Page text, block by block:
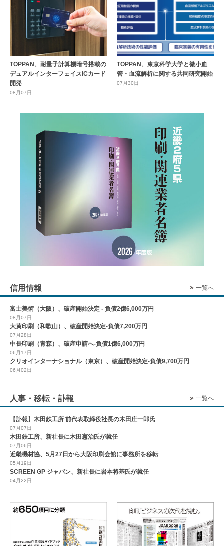
TOPPAN、耐量子計算機暗号搭載の
デュアルインターフェイスICカード
開発
08月07日
TOPPAN、東京科学大学と微小血
管・血流解析に関する共同研究開始
07月30日
信用情報 一覧へ
富士美術（大阪）、破産開始決定 - 負債2億6,000万円
08月07日
大黄印刷（和歌山）、破産開始決定-負債7,200万円
07月28日
中長印刷（青森）、破産申請へ-負債1億6,000万円
06月17日
クリオインターナショナル（東京）、破産開始決定-負債9,700万円
06月02日
人事・移転・訃報 一覧へ
【訃報】木田鉄工所 前代表取締役社長の木田庄一郎氏
07月07日
木田鉄工所、新社長に木田憲治氏が就任
07月06日
近畿機材協、5月27日から大阪印刷会館に事務所を移転
05月19日
SCREEN GP ジャパン、新社長に岩本将基氏が就任
04月22日